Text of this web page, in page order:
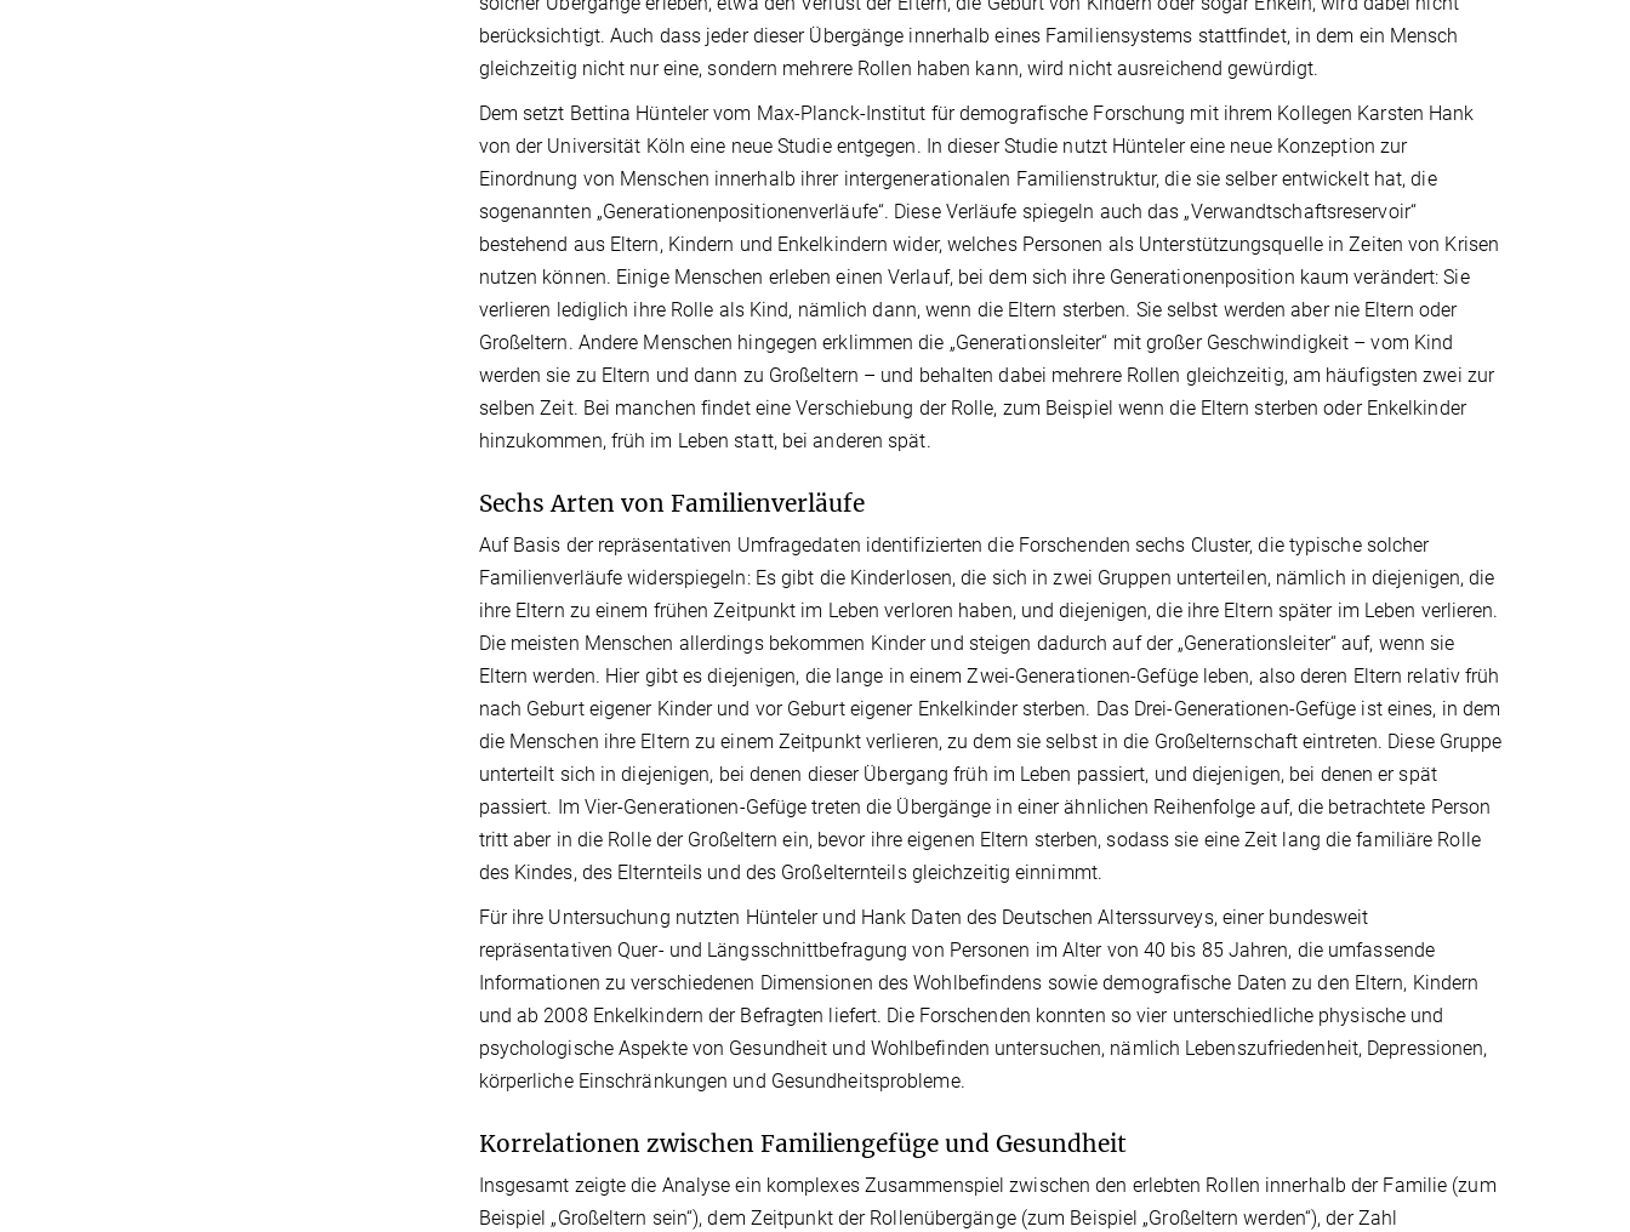
berücksichtigt. Auch dass jeder dieser Übergänge innerhalb eines Familiensystems stattfindet, in dem ein Mensch
gleichzeitig nicht nur eine, sondern mehrere Rollen haben kann, wird nicht ausreichend gewürdigt.
Dem setzt Bettina Hünteler vom Max-Planck-Institut für demografische Forschung mit ihrem Kollegen Karsten Hank
von der Universität Köln eine neue Studie entgegen. In dieser Studie nutzt Hünteler eine neue Konzeption zur
Einordnung von Menschen innerhalb ihrer intergenerationalen Familienstruktur, die sie selber entwickelt hat, die
sogenannten „Generationenpositionenverläufe“. Diese Verläufe spiegeln auch das „Verwandtschaftsreservoir“
bestehend aus Eltern, Kindern und Enkelkindern wider, welches Personen als Unterstützungsquelle in Zeiten von Krisen
nutzen können. Einige Menschen erleben einen Verlauf, bei dem sich ihre Generationenposition kaum verändert: Sie
verlieren lediglich ihre Rolle als Kind, nämlich dann, wenn die Eltern sterben. Sie selbst werden aber nie Eltern oder
Großeltern. Andere Menschen hingegen erklimmen die „Generationsleiter“ mit großer Geschwindigkeit – vom Kind
werden sie zu Eltern und dann zu Großeltern – und behalten dabei mehrere Rollen gleichzeitig, am häufigsten zwei zur
selben Zeit. Bei manchen findet eine Verschiebung der Rolle, zum Beispiel wenn die Eltern sterben oder Enkelkinder
hinzukommen, früh im Leben statt, bei anderen spät.
Sechs Arten von Familienverläufe
Auf Basis der repräsentativen Umfragedaten identifizierten die Forschenden sechs Cluster, die typische solcher
Familienverläufe widerspiegeln: Es gibt die Kinderlosen, die sich in zwei Gruppen unterteilen, nämlich in diejenigen, die
ihre Eltern zu einem frühen Zeitpunkt im Leben verloren haben, und diejenigen, die ihre Eltern später im Leben verlieren.
Die meisten Menschen allerdings bekommen Kinder und steigen dadurch auf der „Generationsleiter“ auf, wenn sie
Eltern werden. Hier gibt es diejenigen, die lange in einem Zwei-Generationen-Gefüge leben, also deren Eltern relativ früh
nach Geburt eigener Kinder und vor Geburt eigener Enkelkinder sterben. Das Drei-Generationen-Gefüge ist eines, in dem
die Menschen ihre Eltern zu einem Zeitpunkt verlieren, zu dem sie selbst in die Großelternschaft eintreten. Diese Gruppe
unterteilt sich in diejenigen, bei denen dieser Übergang früh im Leben passiert, und diejenigen, bei denen er spät
passiert. Im Vier-Generationen-Gefüge treten die Übergänge in einer ähnlichen Reihenfolge auf, die betrachtete Person
tritt aber in die Rolle der Großeltern ein, bevor ihre eigenen Eltern sterben, sodass sie eine Zeit lang die familiäre Rolle
des Kindes, des Elternteils und des Großelternteils gleichzeitig einnimmt.
Für ihre Untersuchung nutzten Hünteler und Hank Daten des Deutschen Alterssurveys, einer bundesweit
repräsentativen Quer- und Längsschnittbefragung von Personen im Alter von 40 bis 85 Jahren, die umfassende
Informationen zu verschiedenen Dimensionen des Wohlbefindens sowie demografische Daten zu den Eltern, Kindern
und ab 2008 Enkelkindern der Befragten liefert. Die Forschenden konnten so vier unterschiedliche physische und
psychologische Aspekte von Gesundheit und Wohlbefinden untersuchen, nämlich Lebenszufriedenheit, Depressionen,
körperliche Einschränkungen und Gesundheitsprobleme.
Korrelationen zwischen Familiengefüge und Gesundheit
Insgesamt zeigte die Analyse ein komplexes Zusammenspiel zwischen den erlebten Rollen innerhalb der Familie (zum
Beispiel „Großeltern sein“), dem Zeitpunkt der Rollenübergänge (zum Beispiel „Großeltern werden“), der Zahl